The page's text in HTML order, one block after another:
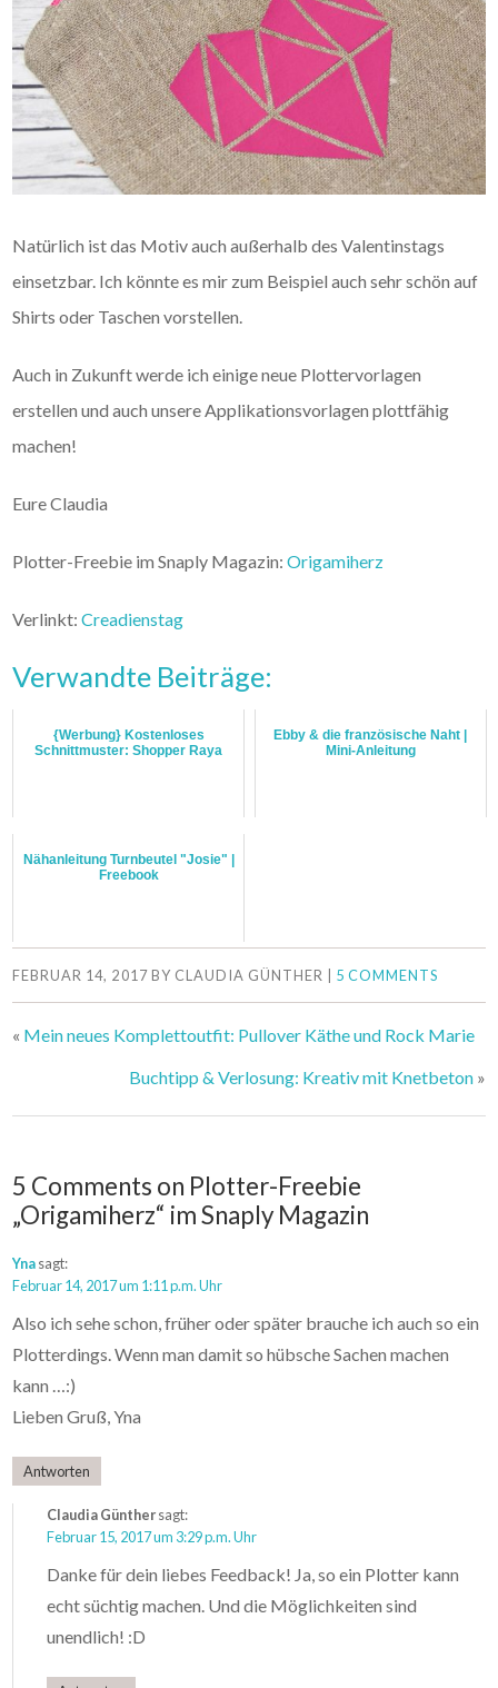
Natürlich ist das Motiv auch außerhalb des Valentinstags
einsetzbar. Ich könnte es mir zum Beispiel auch sehr schön auf
Shirts oder Taschen vorstellen.
Auch in Zukunft werde ich einige neue Plottervorlagen
erstellen und auch unsere Applikationsvorlagen plottfähig
machen!
Eure Claudia
Plotter-Freebie im Snaply Magazin:Origamiherz
Verlinkt:Creadienstag
Verwandte Beiträge:
{Werbung} Kostenloses
Schnittmuster: Shopper Raya
Ebby & die französische Naht |
Mini-Anleitung
Nähanleitung Turnbeutel "Josie" |
Freebook
FEBRUAR 14, 2017BY CLAUDIA GÜNTHER 5 COMMENTS
« Mein neues Komplettoutfit: Pullover Käthe und Rock Marie
Buchtipp & Verlosung: Kreativ mit Knetbeton»
5 Comments on Plotter-Freebie
„Origamiherz“ im Snaply Magazin
Ynasagt:
Februar 14, 2017 um 1:11 p.m. Uhr
Also ich sehe schon, früher oder später brauche ich auch so ein
Plotterdings. Wenn man damit so hübsche Sachen machen
kann …:)
Lieben Gruß, Yna
Antworten
Claudia Günthersagt:
Februar 15, 2017 um 3:29 p.m. Uhr
Danke für dein liebes Feedback! Ja, so ein Plotter kann
echt süchtig machen. Und die Möglichkeiten sind
unendlich! :D